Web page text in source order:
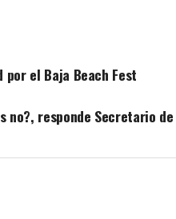
el Baja Beach Fest
no?, responde Secretario de